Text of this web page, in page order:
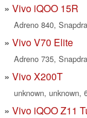
Vivo iQOO 15R
Adreno 840,
Vivo V70 Elite
Adreno 735,
Vivo X200T
unknown, unknown,
Vivo iQOO Z11